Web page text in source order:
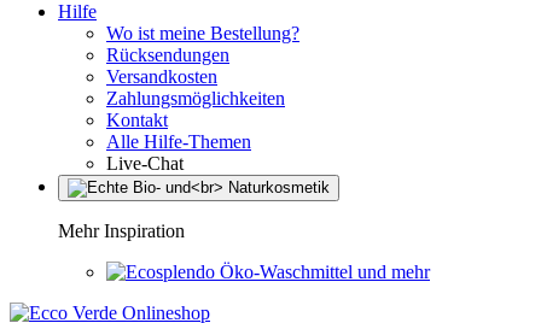
Hilfe
Wo ist meine Bestellung?
Rücksendungen
Versandkosten
Zahlungsmöglichkeiten
Kontakt
Alle Hilfe-Themen
Live-Chat
Mehr Inspiration
Öko-Waschmittel und mehr